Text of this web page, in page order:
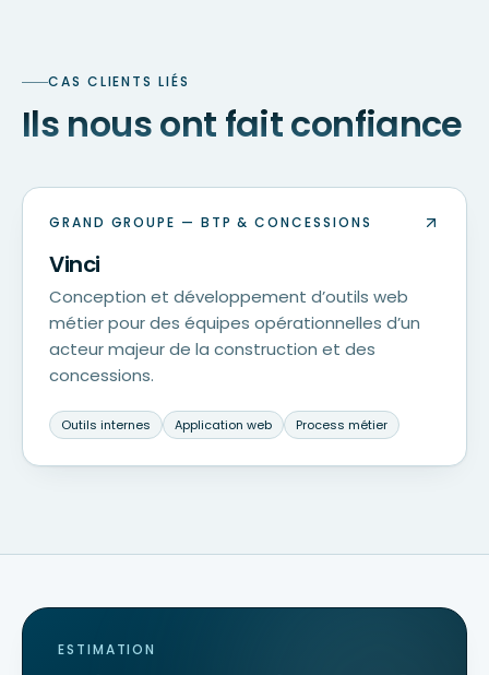
CAS CLIENTS LIÉS
Ils nous ont fait confiance
GRAND GROUPE — BTP & CONCESSIONS
Vinci
Conception et développement d’outils web
métier pour des équipes opérationnelles d’un
acteur majeur de la construction et des
concessions.
Outils internes Application web Process métier
ESTIMATION